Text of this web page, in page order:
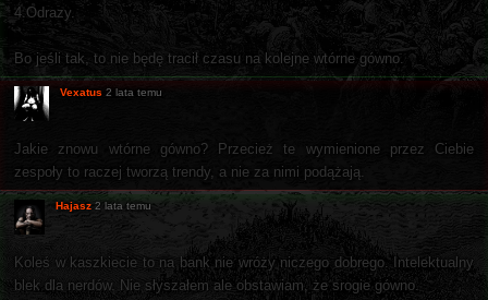
4.Odrazy.
Bo jeśli tak, to nie będę tracił czasu na kolejne wtórne gówno.
Vexatus 2 lata temu
Jakie znowu wtórne gówno? Przecież te wymienione przez Ciebie
zespoły to raczej tworzą trendy, a nie za nimi podążają.
Hajasz 2 lata temu
Koleś w kaszkiecie to na bank nie wróży niczego dobrego. Intelektualny
blek dla nerdów. Nie słyszałem ale obstawiam, że srogie gówno.